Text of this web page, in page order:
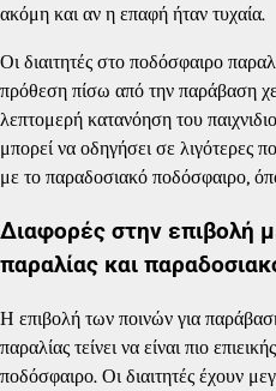
ακόμη και αν η επαφή ήταν τυχαία.
Οι διαιτητές στο ποδόσφαιρο
πρόθεση πίσω από την παράβαση
λεπτομερή κατανόηση του
μπορεί να οδηγήσει σε λιγότερες
με το παραδοσιακό ποδόσφαιρο,
Διαφορές στην επιβολή
παραλίας και
Η επιβολή των ποινών για
παραλίας τείνει να είναι πιο
ποδόσφαιρο. Οι διαιτητές έχουν